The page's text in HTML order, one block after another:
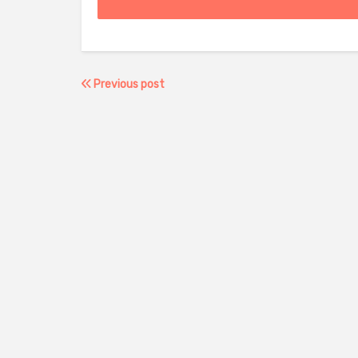
Previous post